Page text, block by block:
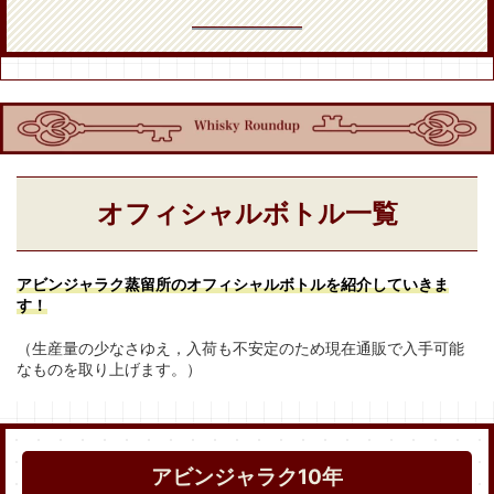
オフィシャルボトル一覧
アビンジャラク蒸留所のオフィシャルボトルを紹介していきま
す！
（生産量の少なさゆえ，入荷も不安定のため現在通販で入手可能
なものを取り上げます。）
アビンジャラク10年